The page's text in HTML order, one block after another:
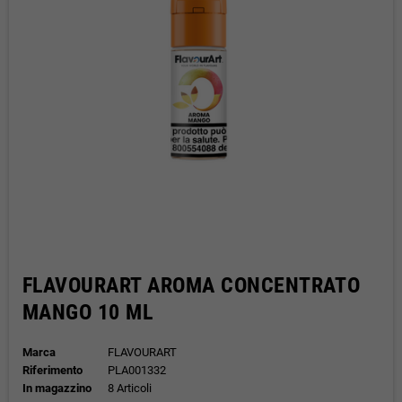
FLAVOURART AROMA CONCENTRATO
MANGO 10 ML
Marca
FLAVOURART
Riferimento
PLA001332
In magazzino
8 Articoli